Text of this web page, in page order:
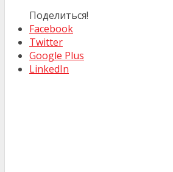
Поделиться!
Facebook
Twitter
Google Plus
LinkedIn